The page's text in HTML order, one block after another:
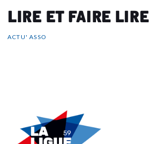
Lire et faire lire
ACTU' ASSO